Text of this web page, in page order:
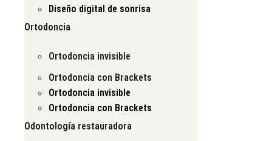
Diseño digital de sonrisa
Ortodoncia
Ortodoncia invisible
Ortodoncia con Brackets
Ortodoncia invisible
Ortodoncia con Brackets
Odontología restauradora